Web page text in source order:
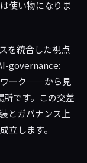
使い物になりま
を統合した視点
governance:
ーク——から見
所です。この交差
とガバナンス上
立します。